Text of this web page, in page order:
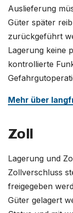
Auslieferung
Güter später
zurückgeführt
Lagerung keine
kontrollierte
Mehr über
Zoll
Lagerung und
Zollverschluss
freigegeben
Güter gelagert